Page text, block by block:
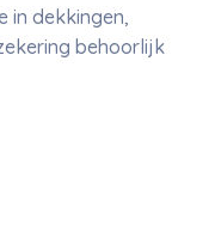
in dekkingen,
behoorlijk